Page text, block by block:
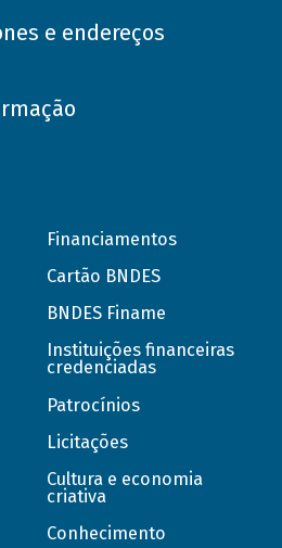
e endereços
Financiamentos
Cartão BNDES
BNDES Finame
Instituições financeiras
credenciadas
Patrocínios
Licitações
Cultura e economia
criativa
Conhecimento